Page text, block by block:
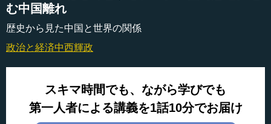
む中国離れ
歴史から見た中国と世界の関係
政治と経済中西輝政
スキマ時間でも、ながら学びでも
第一人者による講義を1話10分でお届け